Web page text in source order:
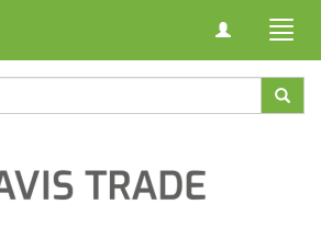
Toggle